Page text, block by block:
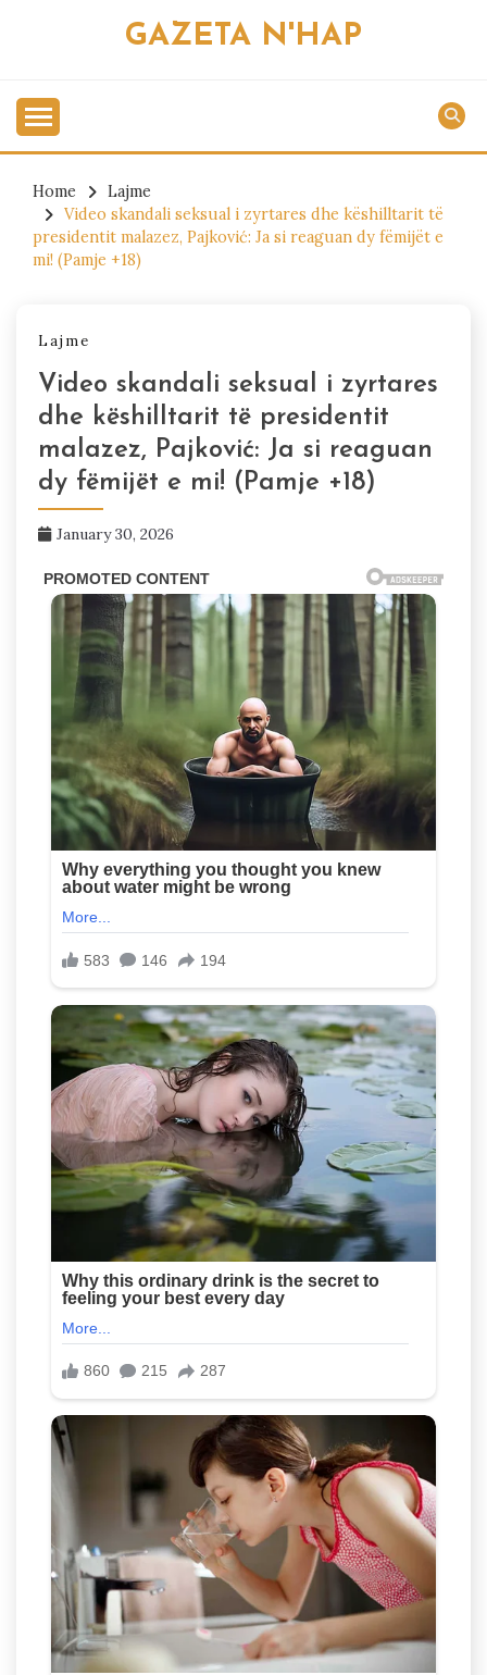
GAZETA N'HAP
Home
Lajme
Video skandali seksual i zyrtares dhe këshilltarit të
presidentit malazez, Pajković: Ja si reaguan dy fëmijët e
mi! (Pamje +18)
Lajme
Video skandali seksual i zyrtares
dhe këshilltarit të presidentit
malazez, Pajković: Ja si reaguan
dy fëmijët e mi! (Pamje +18)
January 30, 2026